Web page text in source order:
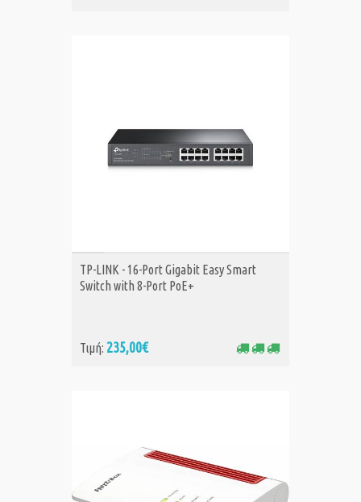
ΑΓΟΡΑ
TP-LINK - 16-Port Gigabit Easy Smart
Switch with 8-Port PoE+
Τιμή: 235,00€